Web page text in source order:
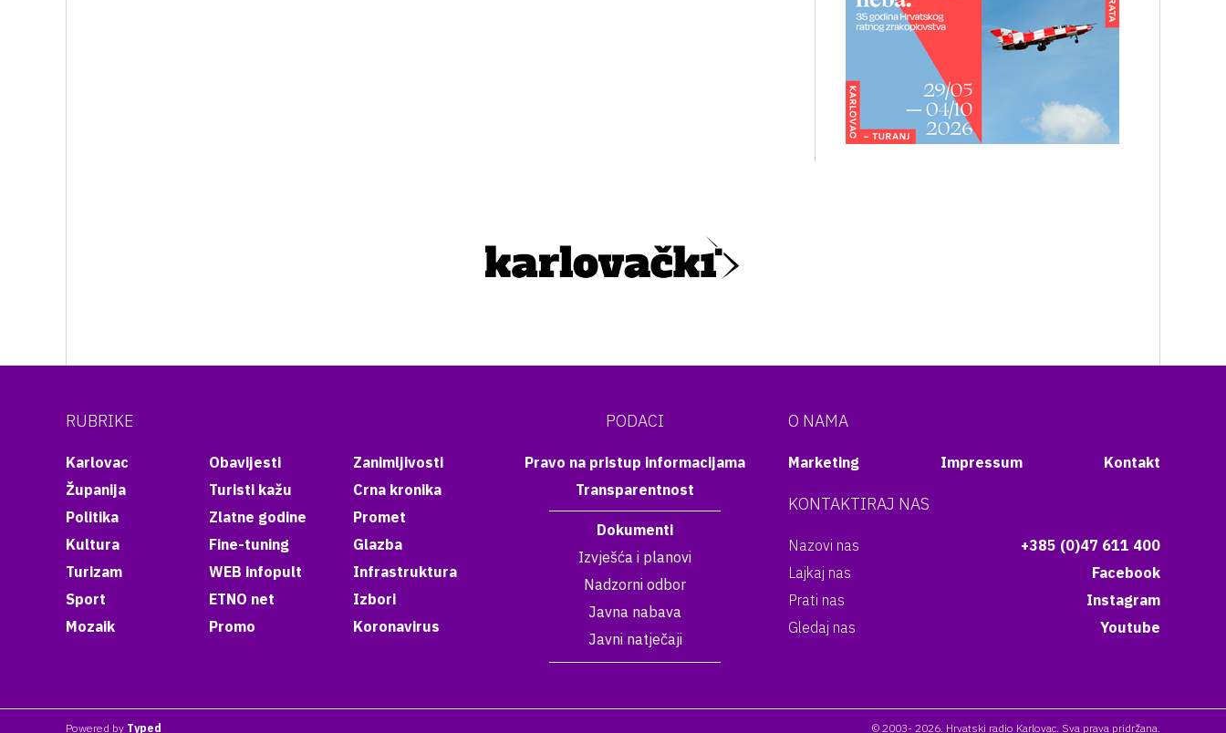
RUBRIKE
Karlovac
Županija
Politika
Kultura
Turizam
Sport
Mozaik
Obavijesti
Turisti kažu
Zlatne godine
Fine-tuning
WEB infopult
ETNO net
Promo
Zanimljivosti
Crna kronika
Promet
Glazba
Infrastruktura
Izbori
Koronavirus
PODACI
Pravo na pristup informacijama
Transparentnost
Dokumenti
Izvješća i planovi
Nadzorni odbor
Javna nabava
Javni natječaji
O NAMA
Marketing Impressum Kontakt
KONTAKTIRAJ NAS
Nazovi nas
+385 (0)47 611 400
Lajkaj nas
Facebook
Prati nas
Instagram
Gledaj nas
Youtube
Powered by Typed © 2003- 2026. Hrvatski radio Karlovac. Sva prava pridržana.